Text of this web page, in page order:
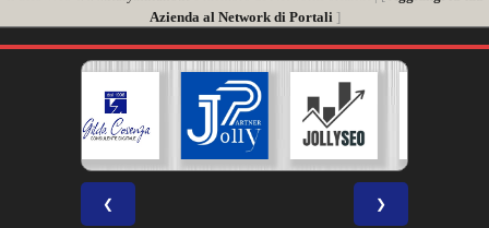
Azienda al Network di Portali]
❮ ❯